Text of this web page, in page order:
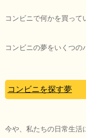
コンビニで何かを買って
コンビニの夢をいくつの
コンビニを探す夢
今や、私たちの日常生活